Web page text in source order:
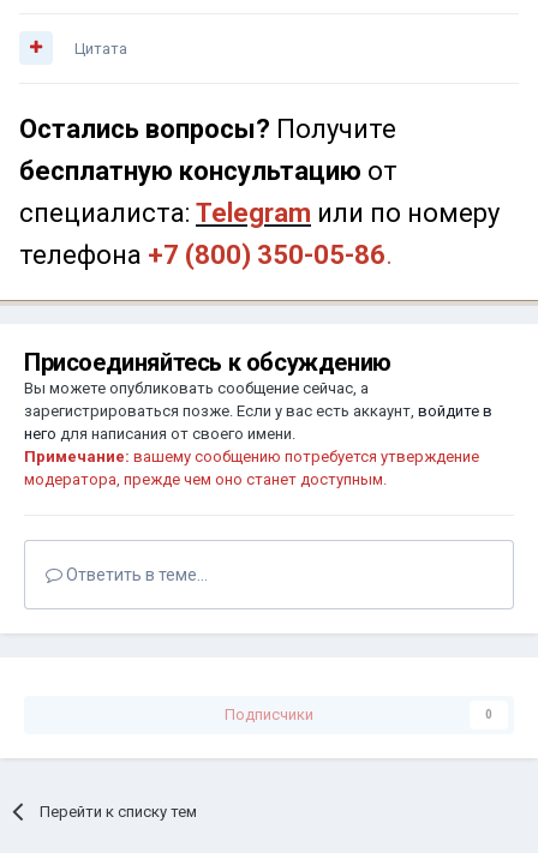
Цитата
Остались вопросы? Получите
бесплатную консультацию от
специалиста: Telegram или по номеру
телефона +7 (800) 350-05-86.
Присоединяйтесь к обсуждению
Вы можете опубликовать сообщение сейчас, а
зарегистрироваться позже. Если у вас есть аккаунт, войдите в
него для написания от своего имени.
Примечание: вашему сообщению потребуется утверждение
модератора, прежде чем оно станет доступным.
Ответить в теме...
Подписчики 0
Перейти к списку тем